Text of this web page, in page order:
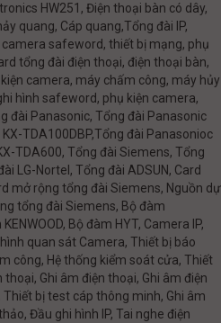
HW251, Điện thoại bàn có dây,
quang, Cáp quang,Tổng đài IP,
safeword, thiết bị mạng, phụ
tổng đài điện thoại, điện thoại bàn,
camera, máy chấm công, máy hủy
hình safeword, phụ kiện camera,
đài Panasonic, Tổng đài Panasonic
TDA100DBP,Tổng đài Panasonioc
TDA600, Tổng đài Siemens, Tổng
LG-Nortel, Tổng đài ADSUN, Card
mở rộng tổng đài Siemens, Nguồn dự
tổng đài Siemens, Bộ đàm
Bộ đàm HYT, Camera IP,
quan sát Camera, Thiết bị báo
công, Hệ thống kiểm soát cửa, Thiết
Ghi âm điện thoại, Ghi âm điện
bị test cáp thông minh, Ghi âm
Đầu ghi hình IP, Tai nghe điện